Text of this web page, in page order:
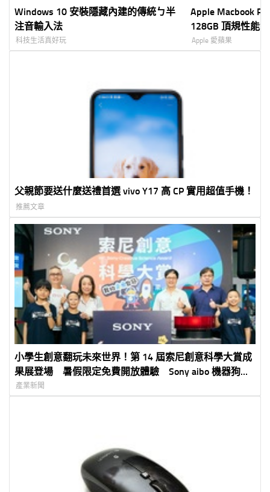
Windows 10 安裝隱藏內建的傳統ㄅ半
注音輸入法
科技生活真好玩
Apple Macbook
128GB 頂規性能
LLM 本地大模型
Apple 愛蘋果
父親節要送什麼送禮首選 vivo Y17 高 CP 實用超值手機！
推薦文章
小學生創意翻玩未來世界！第 14 屆索尼創意科學大賞成
果展登場 暑假限定免費開放體驗 Sony aibo 機器狗、
裸視 3D 顯示器首度來台展出
產業新聞